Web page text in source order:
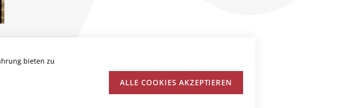
LIGNIER
bieten zu
ALLE COOKIES AKZEPTIEREN